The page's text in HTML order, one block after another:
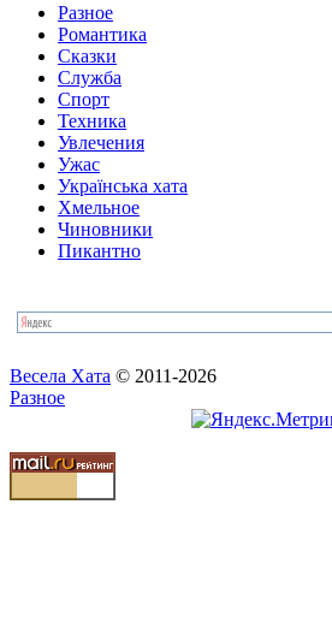
Разное
Романтика
Сказки
Служба
Спорт
Техника
Увлечения
Ужас
Українська хата
Хмельное
Чиновники
Пикантно
Весела Хата © 2011-2026
Разное